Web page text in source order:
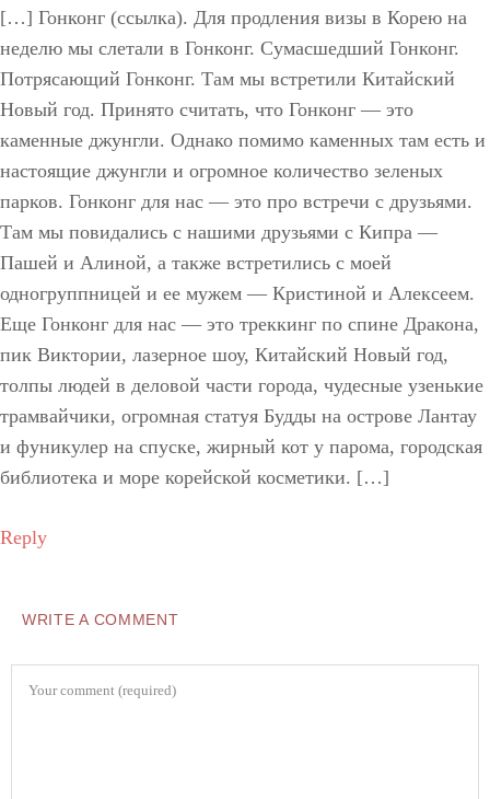
[…] Гонконг (ссылка). Для продления визы в Корею на
неделю мы слетали в Гонконг. Сумасшедший Гонконг.
Потрясающий Гонконг. Там мы встретили Китайский
Новый год. Принято считать, что Гонконг — это
каменные джунгли. Однако помимо каменных там есть и
настоящие джунгли и огромное количество зеленых
парков. Гонконг для нас — это про встречи с друзьями.
Там мы повидались с нашими друзьями с Кипра —
Пашей и Алиной, а также встретились с моей
одногруппницей и ее мужем — Кристиной и Алексеем.
Еще Гонконг для нас — это треккинг по спине Дракона,
пик Виктории, лазерное шоу, Китайский Новый год,
толпы людей в деловой части города, чудесные узенькие
трамвайчики, огромная статуя Будды на острове Лантау
и фуникулер на спуске, жирный кот у парома, городская
библиотека и море корейской косметики. […]
Reply
WRITE A COMMENT